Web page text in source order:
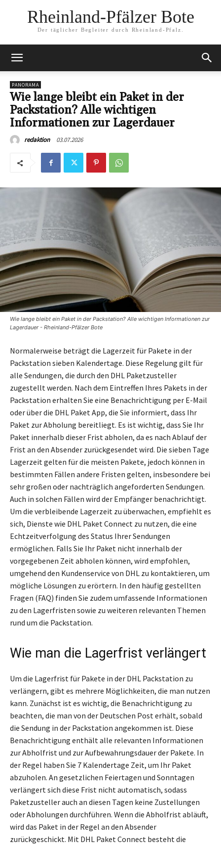
Rheinland-Pfälzer Bote
Der täglicher Begleiter durch Rheinland-Pfalz.
PANORAMA
Wie lange bleibt ein Paket in der
Packstation? Alle wichtigen
Informationen zur Lagerdauer
redaktion 03.07.2026
Wie lange bleibt ein Paket in der Packstation? Alle wichtigen Informationen zur
Lagerdauer - Rheinland-Pfälzer Bote
Normalerweise beträgt die Lagerzeit für Pakete in der
Packstation sieben Kalendertage. Diese Regelung gilt für
alle Sendungen, die durch den DHL Paketzusteller
zugestellt werden. Nach dem Eintreffen Ihres Pakets in der
Packstation erhalten Sie eine Benachrichtigung per E-Mail
oder über die DHL Paket App, die Sie informiert, dass Ihr
Paket zur Abholung bereitliegt. Es ist wichtig, dass Sie Ihr
Paket innerhalb dieser Frist abholen, da es nach Ablauf der
Frist an den Absender zurückgesendet wird. Die sieben Tage
Lagerzeit gelten für die meisten Pakete, jedoch können in
bestimmten Fällen andere Fristen gelten, insbesondere bei
sehr großen oder nachträglich angeforderten Sendungen.
Auch in solchen Fällen wird der Empfänger benachrichtigt.
Um die verbleibende Lagerzeit zu überwachen, empfiehlt es
sich, Dienste wie DHL Paket Connect zu nutzen, die eine
Echtzeitverfolgung des Status Ihrer Sendungen
ermöglichen. Falls Sie Ihr Paket nicht innerhalb der
vorgegebenen Zeit abholen können, wird empfohlen,
umgehend den Kundenservice von DHL zu kontaktieren, um
mögliche Lösungen zu erörtern. In den häufig gestellten
Fragen (FAQ) finden Sie zudem umfassende Informationen
zu den Lagerfristen sowie zu weiteren relevanten Themen
rund um die Packstation.
Wie man die Lagerfrist verlängert
Um die Lagerfrist für Pakete in der DHL Packstation zu
verlängern, gibt es mehrere Möglichkeiten, die man nutzen
kann. Zunächst ist es wichtig, die Benachrichtigung zu
beachten, die man von der Deutschen Post erhält, sobald
die Sendung in der Packstation angekommen ist. Diese
Benachrichtigung enthält alle relevanten Informationen
zur Abholfrist und zur Aufbewahrungsdauer der Pakete. In
der Regel haben Sie 7 Kalendertage Zeit, um Ihr Paket
abzuholen. An gesetzlichen Feiertagen und Sonntagen
verlängert sich diese Frist nicht automatisch, sodass
Paketzusteller auch an diesen Tagen keine Zustellungen
oder Abholungen durchführen. Wenn die Abholfrist abläuft,
wird das Paket in der Regel an den Absender
zurückgeschickt. Mit DHL Paket Connect besteht die